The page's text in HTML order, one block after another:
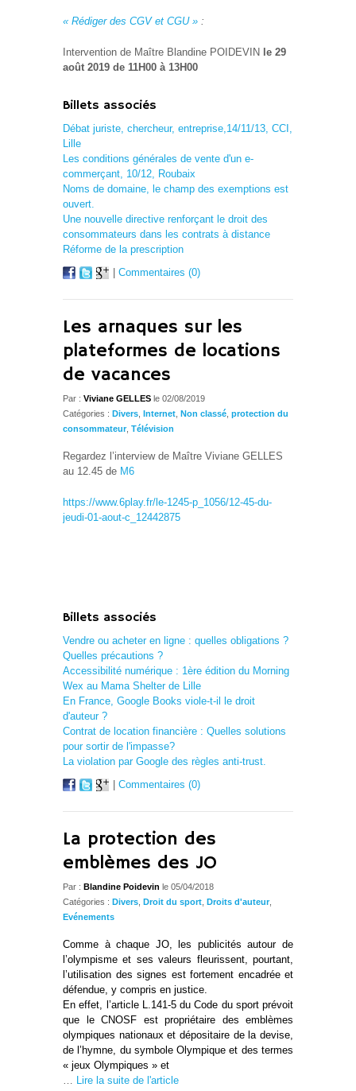
« Rédiger des CGV et CGU » :
Intervention de Maître Blandine POIDEVIN le 29
août 2019 de 11H00 à 13H00
Billets associés
Débat juriste, chercheur, entreprise,14/11/13, CCI,
Lille
Les conditions générales de vente d'un e-
commerçant, 10/12, Roubaix
Noms de domaine, le champ des exemptions est
ouvert.
Une nouvelle directive renforçant le droit des
consommateurs dans les contrats à distance
Réforme de la prescription
Commentaires (0)
Les arnaques sur les
plateformes de locations
de vacances
Par : Viviane GELLES le 02/08/2019
Catégories : Divers Internet Non classé protection du
consommateur, Télévision
Regardez l’interview de Maître Viviane GELLES
au 12.45 de M6
https://www.6play.fr/le-1245-p_1056/12-45-du-
jeudi-01-aout-c_12442875
Billets associés
Vendre ou acheter en ligne : quelles obligations ?
Quelles précautions ?
Accessibilité numérique : 1ère édition du Morning
Wex au Mama Shelter de Lille
En France, Google Books viole-t-il le droit
d'auteur ?
Contrat de location financière : Quelles solutions
pour sortir de l'impasse?
La violation par Google des règles anti-trust.
Commentaires (0)
La protection des
emblèmes des JO
Par : Blandine Poidevin le 05/04/2018
Catégories : Divers Droit du sport Droits d'auteur,
Evénements
Comme à chaque JO, les publicités autour de
l’olympisme et ses valeurs fleurissent, pourtant,
l’utilisation des signes est fortement encadrée et
défendue, y compris en justice.
En effet, l’article L.141-5 du Code du sport prévoit
que le CNOSF est propriétaire des emblèmes
olympiques nationaux et dépositaire de la devise,
de l’hymne, du symbole Olympique et des termes
« jeux Olympiques » et
… Lire la suite de l'article